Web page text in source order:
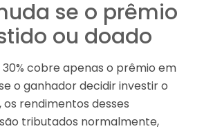
se o prêmio
ou doado
cobre apenas o prêmio em
o ganhador decidir investir o
rendimentos desses
tributados normalmente,